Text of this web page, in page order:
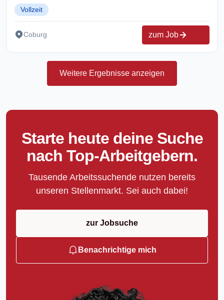
Vollzeit
Coburg zum Job
Weitere Ergebnisse anzeigen
Starte heute deine Suche
nach Top-Arbeitgebern.
Tausende Arbeitssuchende nutzen bereits
unseren Stellenmarkt. Sei auch dabei!
zur Jobsuche
Benachrichtige mich